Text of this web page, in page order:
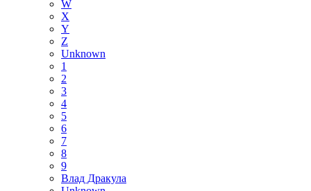
W
X
Y
Z
Unknown
1
2
3
4
5
6
7
8
9
Влад Дракула